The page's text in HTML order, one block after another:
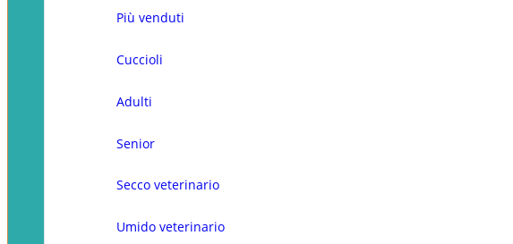
Più venduti
Cuccioli
Adulti
Senior
Secco veterinario
Umido veterinario